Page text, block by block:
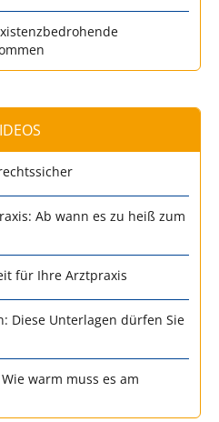
Ab wann es zu heiß zum
für Ihre Arztpraxis
Diese Unterlagen dürfen Sie
warm muss es am